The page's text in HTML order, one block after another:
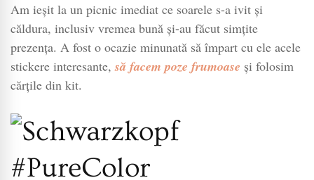
Am ieșit la un picnic imediat ce soarele s-a ivit și
căldura, inclusiv vremea bună și-au făcut simțite
prezența. A fost o ocazie minunată să împart cu ele acele
stickere interesante,să facem poze frumoase și folosim
cărțile din kit.